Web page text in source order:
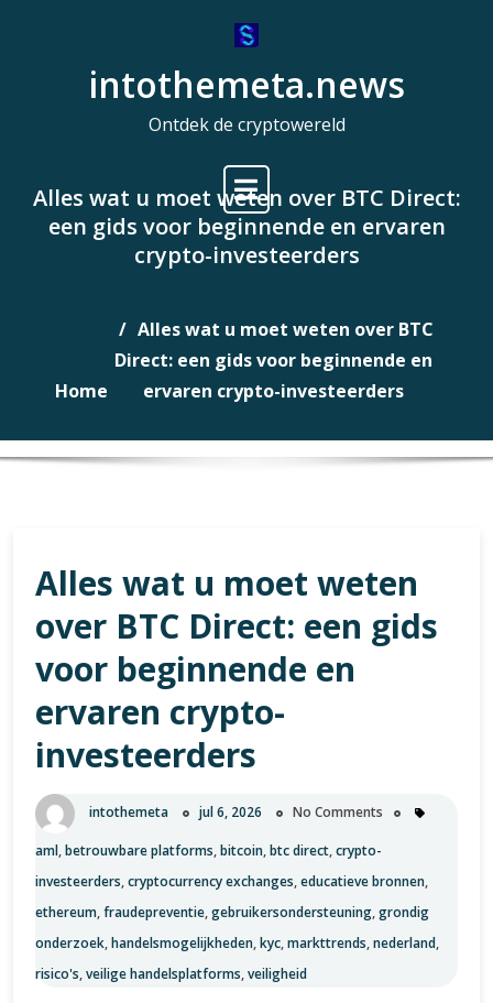
intothemeta.news
Ontdek de cryptowereld
Alles wat u moet weten over BTC Direct:
een gids voor beginnende en ervaren
crypto-investeerders
Home
Alles wat u moet weten over BTC
Direct: een gids voor beginnende en
ervaren crypto-investeerders
Alles wat u moet weten
over BTC Direct: een gids
voor beginnende en
ervaren crypto-
investeerders
intothemeta jul 6, 2026 No Comments
aml,betrouwbare platforms,bitcoin,btc direct,crypto-
investeerders,cryptocurrency exchanges,educatieve bronnen,
ethereum,fraudepreventie,gebruikersondersteuning,grondig
onderzoek,handelsmogelijkheden,kyc,markttrends,nederland,
risico's,veilige handelsplatforms,veiligheid